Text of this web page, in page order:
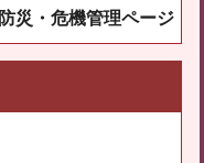
防災・危機管理ページ